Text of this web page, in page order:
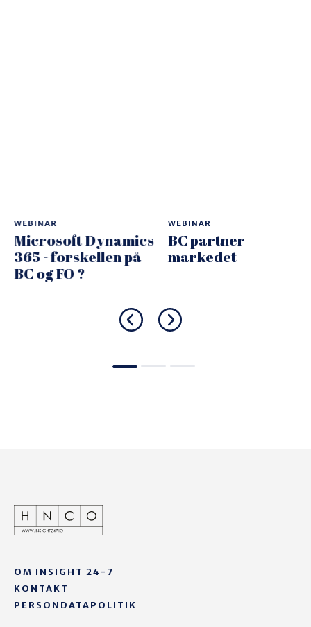
WEBINAR
Microsoft Dynamics
365 - forskellen på
BC og FO ?
WEBINAR
BC partner
markedet
OM INSIGHT 24-7
KONTAKT
PERSONDATAPOLITIK